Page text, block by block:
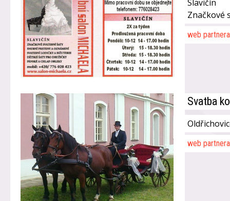
Slavičín
Značkové
web partnera
Svatba
web partnera